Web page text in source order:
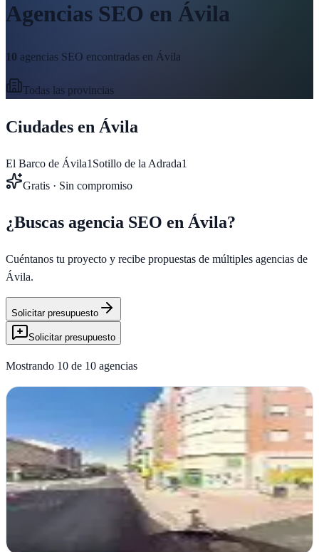
Agencias SEO en Ávila
10 agencias SEO encontradas en Ávila
Todas las provincias
Ciudades en Ávila
El Barco de Ávila1 Sotillo de la Adrada1
Gratis · Sin compromiso
¿Buscas agencia SEO en Ávila?
Cuéntanos tu proyecto y recibe propuestas de múltiples agencias de
Ávila.
Solicitar presupuesto
Solicitar presupuesto
Mostrando 10 de 10 agencias
Ávila
Amentia Publicidad en Ávila transforma ideas en campañas
impactantes. Publicidad integral que conecta marcas con su
audiencia en el corazón de Castilla
Ver ficha